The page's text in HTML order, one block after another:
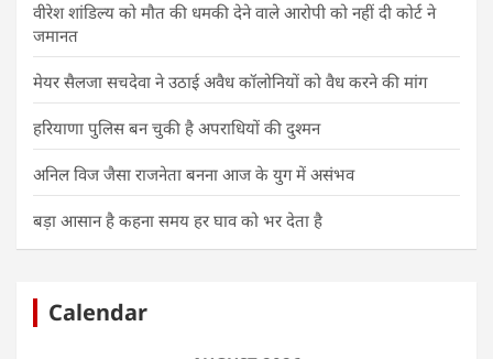
वीरेश शांडिल्य को मौत की धमकी देने वाले आरोपी को नहीं दी कोर्ट ने
जमानत
मेयर सैलजा सचदेवा ने उठाई अवैध कॉलोनियों को वैध करने की मांग
हरियाणा पुलिस बन चुकी है अपराधियों की दुश्मन
अनिल विज जैसा राजनेता बनना आज के युग में असंभव
बड़ा आसान है कहना समय हर घाव को भर देता है
Calendar